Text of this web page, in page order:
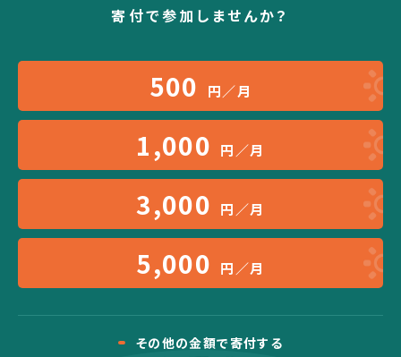
寄付で参加しませんか？
500 円／月
1,000 円／月
3,000 円／月
5,000 円／月
その他の金額で寄付する